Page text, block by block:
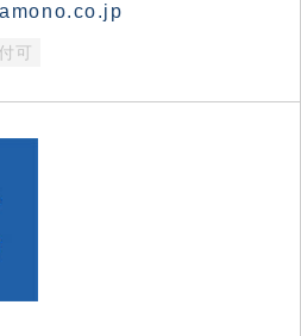
可